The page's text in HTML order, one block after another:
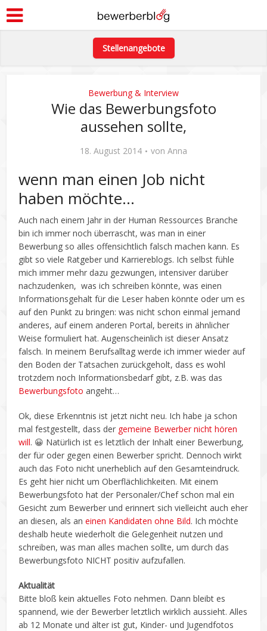
Stellenangebote
Bewerbung & Interview
Wie das Bewerbungsfoto
aussehen sollte,
18. August 2014 von Anna
wenn man einen Job nicht
haben möchte…
Auch nach einem Jahr in der Human Ressources Branche
bin ich immer noch überrascht, was man in einer
Bewerbung so alles offensichtlich falsch machen kann. Es
gibt so viele Ratgeber und Karriereblogs. Ich selbst fühle
mich immer mehr dazu gezwungen, intensiver darüber
nachzudenken, was ich schreiben könnte, was einen
Informationsgehalt für die Leser haben könnte oder um es
auf den Punkt zu bringen: was nicht schon einmal jemand
anderes, auf einem anderen Portal, bereits in ähnlicher
Weise formuliert hat. Augenscheinlich ist dieser Ansatz
falsch. In meinem Berufsalltag werde ich immer wieder auf
den Boden der Tatsachen zurückgeholt, dass es wohl
trotzdem noch Informationsbedarf gibt, z.B. was das
Bewerbungsfoto angeht…
Ok, diese Erkenntnis ist jetzt nicht neu. Ich habe ja schon
mal festgestellt, dass der gemeine Bewerber nicht hören
will. 😀 Natürlich ist es letztlich der Inhalt einer Bewerbung,
der für oder gegen einen Bewerber spricht. Dennoch wirkt
auch das Foto nicht unerheblich auf den Gesamteindruck.
Es geht hier nicht um Oberflächlichkeiten. Mit einem
Bewerbungsfoto hat der Personaler/Chef schon mal ein
Gesicht zum Bewerber und erinnert sich vielleicht auch eher
an diesen, als aneinen Kandidaten ohne Bild. Ich möchte
deshalb heute wiederholt die Gelegenheit nutzen und
schreiben, was man alles machen sollte, um durch das
Bewerbungsfoto NICHT positiv aufzufallen.
Aktualität
Bitte bloß kein aktuelles Foto nehmen. Dann bleibt es
spannend, wie der Bewerber letztlich wirklich aussieht. Alles
ab 12 Monate und älter ist gut, Kinder- und Jugendfotos